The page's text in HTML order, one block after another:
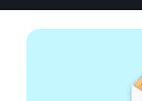
A propos
CGU